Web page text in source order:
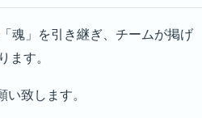
魂」を引き継ぎ、チームが掲げ
ます。
致します。